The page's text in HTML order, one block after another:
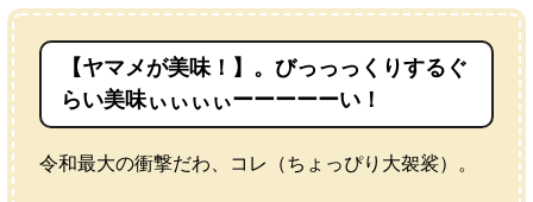
【ヤマメが美味！】。びっっっくりするぐ
らい美味ぃぃぃぃーーーーーい！
令和最大の衝撃だわ、コレ（ちょっぴり大袈裟）。